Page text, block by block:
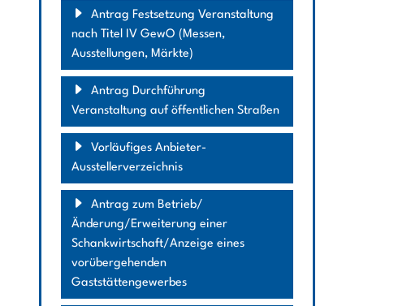
Antrag Festsetzung Veranstaltung
nach Titel IV GewO (Messen,
Ausstellungen, Märkte)
Antrag Durchführung
Veranstaltung auf öffentlichen Straßen
Vorläufiges Anbieter-
Ausstellerverzeichnis
Antrag zum Betrieb/
Änderung/Erweiterung einer
Schankwirtschaft/Anzeige eines
vorübergehenden
Gaststättengewerbes